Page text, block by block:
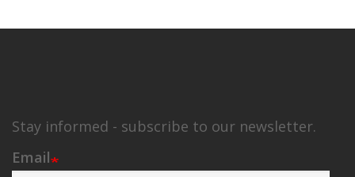
Stay informed - subscribe to our newsletter.
Email